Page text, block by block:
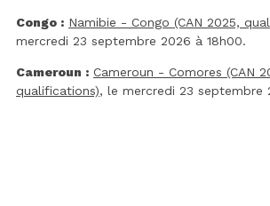
Congo : Namibie - Congo (CAN 2025,
mercredi 23 septembre 2026 à 18h00.
Cameroun : Cameroun - Comores (CAN
qualifications), le mercredi 23 septembre